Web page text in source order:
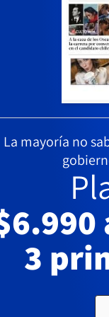
La mayoría no
3